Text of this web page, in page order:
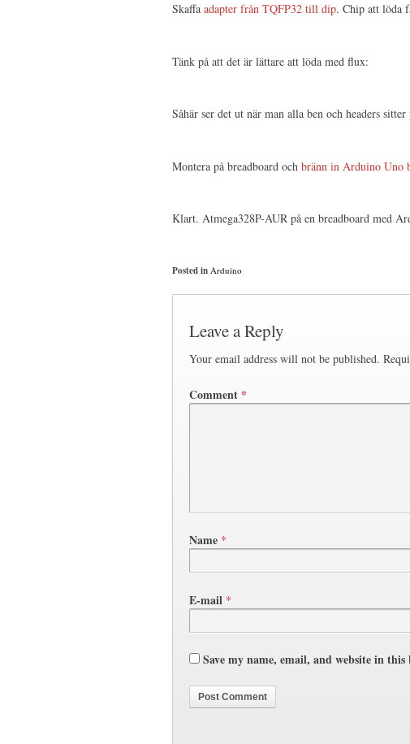
Skaffa adapter från TQFP32 till dip. Chip att löda
Tänk på att det är lättare att löda med flux:
Såhär ser det ut när man alla ben och headers sitter
Montera på breadboard och bränn in Arduino Uno
Klart. Atmega328P-AUR på en breadboard med
Posted in Arduino
Leave a Reply
Your email address will not be published.
Comment *
Name *
E-mail *
Save my name, email, and website in